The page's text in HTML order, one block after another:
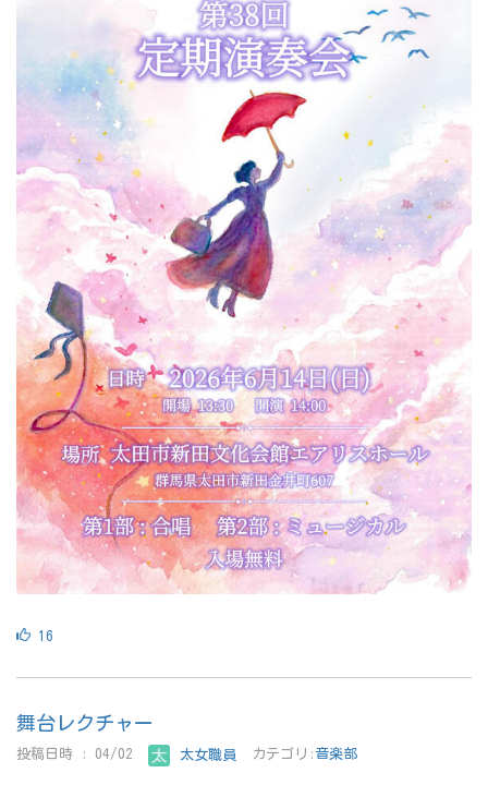
16
舞台レクチャー
投稿日時 : 04/02 太女職員 カテゴリ: 音楽部